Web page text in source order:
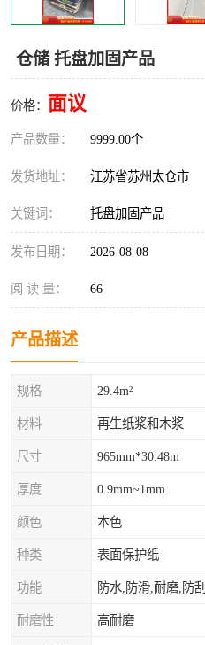
仓储 托盘加固产品
价格： 面议
产品数量： 9999.00个
发货地址： 江苏省苏州太仓市
关键词： 托盘加固产品
发布日期： 2026-08-08
阅 读 量： 66
产品描述
规格 29.4m²
材料 再生纸浆和木浆
尺寸 965mm*30.48m
厚度 0.9mm~1mm
颜色 本色
种类 表面保护纸
功能 防水,防滑,耐磨,防刮
耐磨性 高耐磨